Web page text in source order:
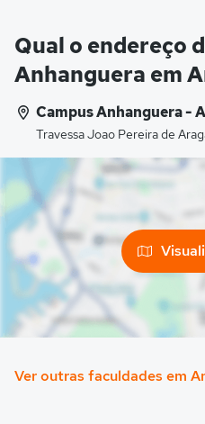
Qual o endereço
Anhanguera em
Campus Anhanguera -
Travessa Joao Pereira de
Ver outras faculdades em